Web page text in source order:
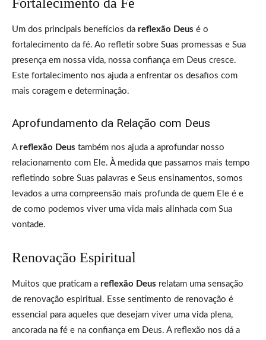
Um dos principais benefícios da reflexão Deus é o
fortalecimento da fé. Ao refletir sobre Suas promessas e Sua
presença em nossa vida, nossa confiança em Deus cresce.
Este fortalecimento nos ajuda a enfrentar os desafios com
mais coragem e determinação.
Aprofundamento da Relação com Deus
A reflexão Deus também nos ajuda a aprofundar nosso
relacionamento com Ele. À medida que passamos mais tempo
refletindo sobre Suas palavras e Seus ensinamentos, somos
levados a uma compreensão mais profunda de quem Ele é e
de como podemos viver uma vida mais alinhada com Sua
vontade.
Renovação Espiritual
Muitos que praticam a reflexão Deus relatam uma sensação
de renovação espiritual. Esse sentimento de renovação é
essencial para aqueles que desejam viver uma vida plena,
ancorada na fé e na confiança em Deus. A reflexão nos dá a